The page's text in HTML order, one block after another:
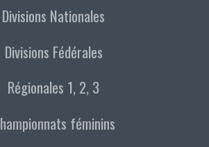
Divisions Nationales
Divisions Fédérales
Régionales 1, 2, 3
féminins